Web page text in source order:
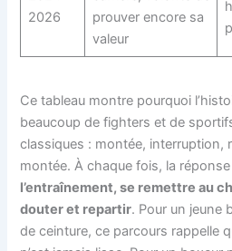
2026
prouver encore sa
valeur
Ce tableau montre pourquoi
beaucoup de fighters et de
classiques : montée, interruption,
montée. À chaque fois, la
l’entraînement, se remettre au
douter et repartir. Pour un jeune
de ceinture, ce parcours rappelle